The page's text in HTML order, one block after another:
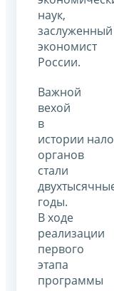
наук,
заслуженный
экономист
России.
Важной
вехой
в
истории
органов
стали
годы.
В ходе
реализации
первого
этапа
программы